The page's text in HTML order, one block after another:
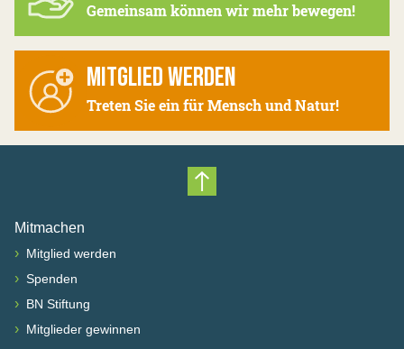
Gemeinsam können wir mehr bewegen!
MITGLIED WERDEN
Treten Sie ein für Mensch und Natur!
Nach oben scrollen
Mitmachen
› Mitglied werden
› Spenden
› BN Stiftung
› Mitglieder gewinnen